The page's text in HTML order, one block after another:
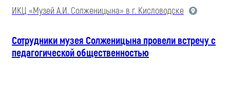
ИКЦ «Музей А.И. Солженицына» в г. Кисловодске
Сотрудники музея Солженицына провели встречу с
педагогической общественностью